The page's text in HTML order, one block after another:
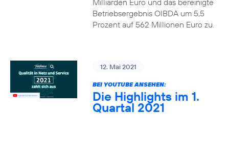
Milliarden Euro und das bereinigte
Betriebsergebnis OIBDA um 5,5
Prozent auf 562 Millionen Euro zu.
12. Mai 2021
BEI YOUTUBE ANSEHEN:
Die Highlights im 1.
Quartal 2021